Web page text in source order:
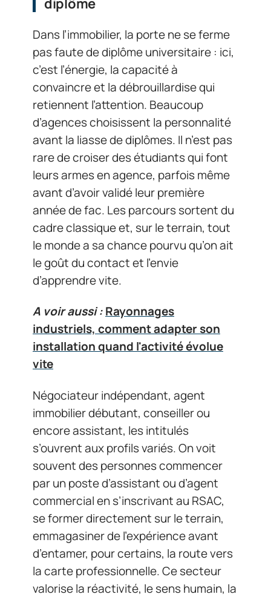
diplôme
Dans l’immobilier, la porte ne se ferme
pas faute de diplôme universitaire : ici,
c’est l’énergie, la capacité à
convaincre et la débrouillardise qui
retiennent l’attention. Beaucoup
d’agences choisissent la personnalité
avant la liasse de diplômes. Il n’est pas
rare de croiser des étudiants qui font
leurs armes en agence, parfois même
avant d’avoir validé leur première
année de fac. Les parcours sortent du
cadre classique et, sur le terrain, tout
le monde a sa chance pourvu qu’on ait
le goût du contact et l’envie
d’apprendre vite.
A voir aussi :Rayonnages
industriels, comment adapter son
installation quand l'activité évolue
vite
Négociateur indépendant, agent
immobilier débutant, conseiller ou
encore assistant, les intitulés
s’ouvrent aux profils variés. On voit
souvent des personnes commencer
par un poste d’assistant ou d’agent
commercial en s’inscrivant au RSAC,
se former directement sur le terrain,
emmagasiner de l’expérience avant
d’entamer, pour certains, la route vers
la carte professionnelle. Ce secteur
valorise la réactivité, le sens humain, la